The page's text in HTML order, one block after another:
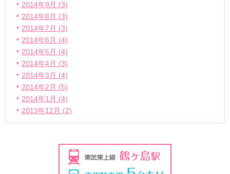
2014年9月 (3)
2014年8月 (3)
2014年7月 (3)
2014年6月 (4)
2014年5月 (4)
2014年4月 (3)
2014年3月 (4)
2014年2月 (5)
2014年1月 (4)
2013年12月 (2)